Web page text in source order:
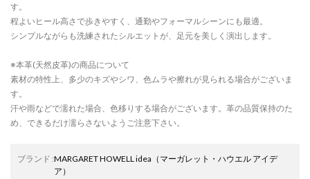
す。
程よいヒール高さで歩きやすく、通勤やフォーマルシーンにも最適。
シンプルながらも洗練されたシルエットが、足元を美しく演出します。
※本革(天然皮革)の商品について
素材の特性上、多少のキズやシワ、色ムラや擦れが見られる場合がございま
す。
汗や雨などで濡れた場合、色移りする場合がございます。革の品質保持のた
め、できるだけ濡らさないようご注意下さい。
ブランド :MARGARET HOWELL idea （マーガレット・ハウエル アイデ
ア）